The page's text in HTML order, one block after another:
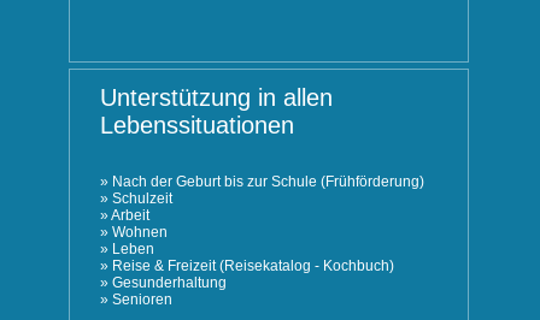
Unterstützung in allen
Lebenssituationen
» Nach der Geburt bis zur Schule (Frühförderung)
» Schulzeit
»Arbeit
» Wohnen
» Leben
» Reise & Freizeit (Reisekatalog - Kochbuch)
» Gesunderhaltung
» Senioren